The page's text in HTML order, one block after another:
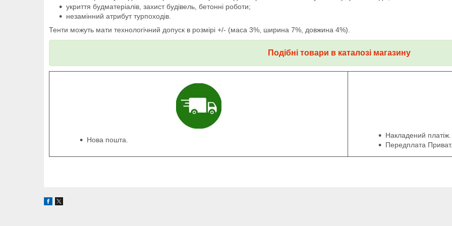
укриття будматеріалів, захист будівель, бетонні роботи;
незамінний атрибут турпоходів.
Тенти можуть мати технологічний допуск в розмірі +/- (маса 3%, ширина 7%, довжина 4%).
Подібні товари в каталозі магазину
Нова пошта.
Накладений платіж.
Передплата Приват.